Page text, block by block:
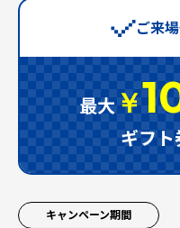
ご来
最大￥
ギフト
キャンペーン期間